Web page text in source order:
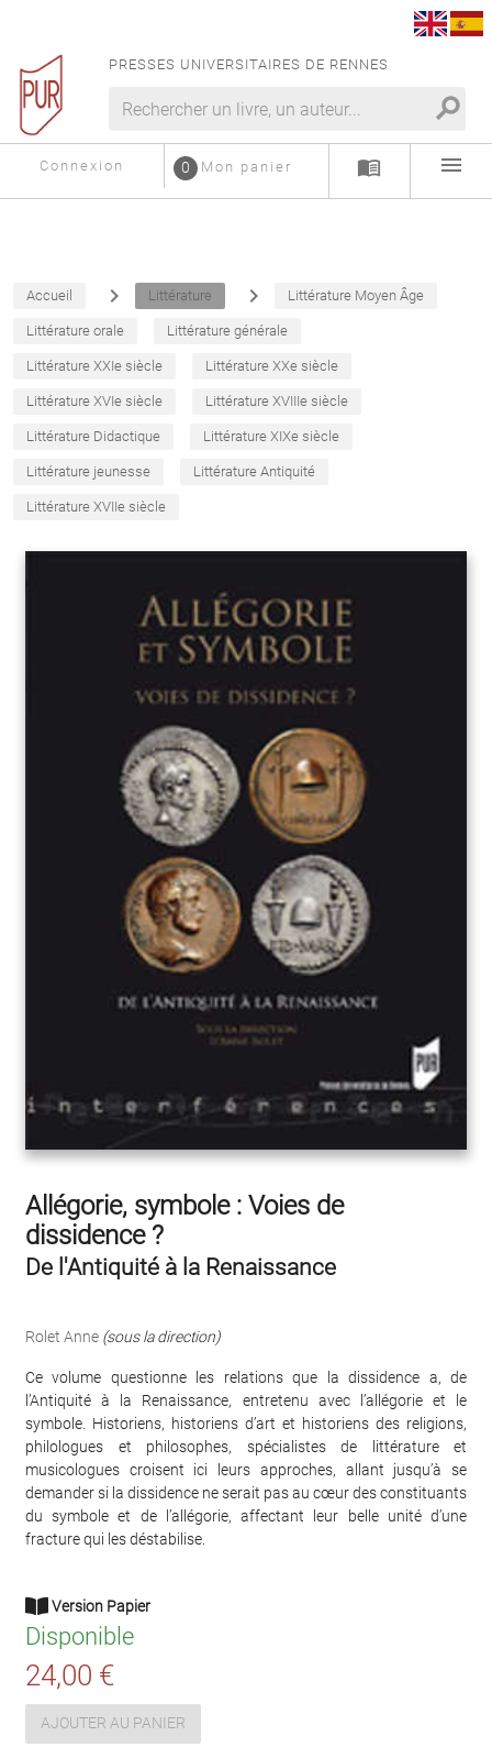
PRESSES UNIVERSITAIRES DE RENNES
search
Connexion Mon panier
0 menu_book menu
Accueil navigate_next Littérature navigate_next Littérature Moyen Âge
Littérature orale Littérature générale
Littérature XXIe siècle Littérature XXe siècle
Littérature XVIe siècle Littérature XVIIIe siècle
Littérature Didactique Littérature XIXe siècle
Littérature jeunesse Littérature Antiquité
Littérature XVIIe siècle
Allégorie, symbole : Voies de
dissidence ?
De l'Antiquité à la Renaissance
Rolet Anne (sous la direction)
Ce volume questionne les relations que la dissidence a, de
l’Antiquité à la Renaissance, entretenu avec l’allégorie et le
symbole. Historiens, historiens d’art et historiens des religions,
philologues et philosophes, spécialistes de littérature et
musicologues croisent ici leurs approches, allant jusqu’à se
demander si la dissidence ne serait pas au cœur des constituants
du symbole et de l’allégorie, affectant leur belle unité d’une
fracture qui les déstabilise.
Version Papier
Disponible
24,00 €
AJOUTER AU PANIER